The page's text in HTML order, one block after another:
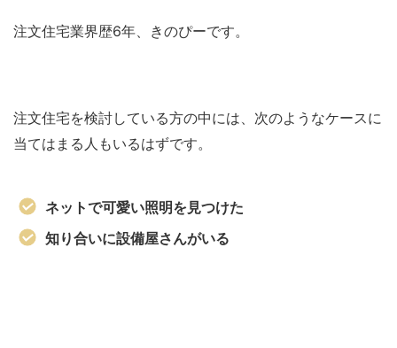
注文住宅業界歴6年、きのぴーです。
注文住宅を検討している方の中には、次のようなケースに
当てはまる人もいるはずです。
ネットで可愛い照明を見つけた
知り合いに設備屋さんがいる